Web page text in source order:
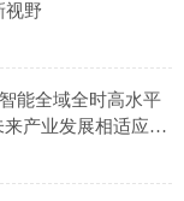
视野
能全域全时高水平
产业发展相适应的